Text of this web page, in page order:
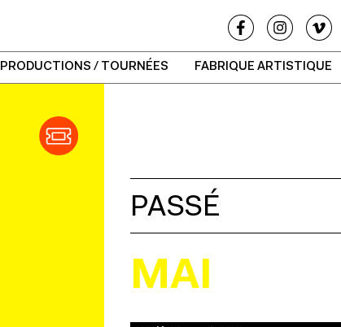
PRODUCTIONS / TOURNÉES FABRIQUE ARTISTIQUE
PASSÉ
MAI